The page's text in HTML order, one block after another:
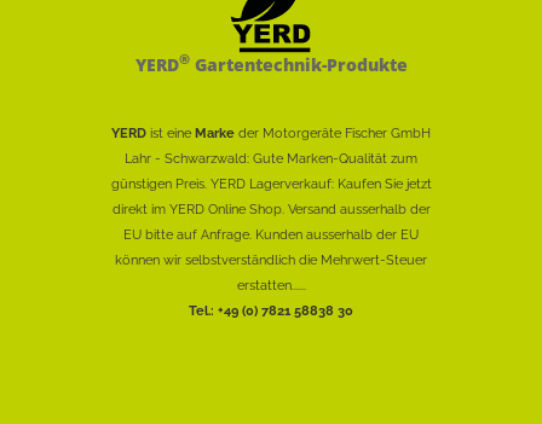
YERD®Gartentechnik-Produkte
YERD ist eine Marke der Motorgeräte Fischer GmbH
Lahr - Schwarzwald: Gute Marken-Qualität zum
günstigen Preis. YERD Lagerverkauf: Kaufen Sie jetzt
direkt im YERD Online Shop. Versand ausserhalb der
EU bitte auf Anfrage. Kunden ausserhalb der EU
können wir selbstverständlich die Mehrwert-Steuer
erstatten......
Tel.: +49 (0) 7821 58838 30